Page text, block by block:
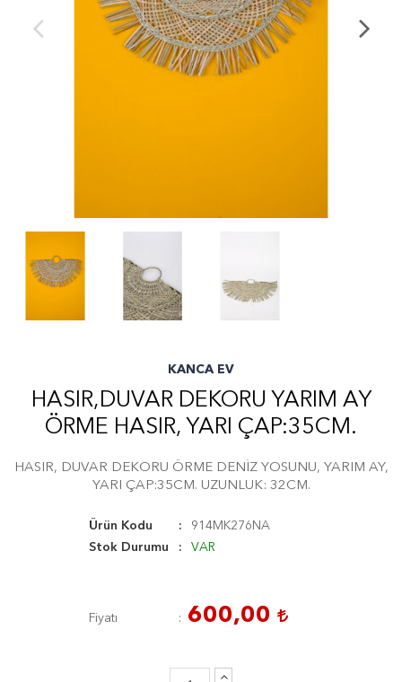
KANCA EV
HASIR,DUVAR DEKORU YARIM AY
ÖRME HASIR, YARI ÇAP:35CM.
HASIR, DUVAR DEKORU ÖRME DENİZ YOSUNU, YARIM AY,
YARI ÇAP:35CM. UZUNLUK: 32CM.
Ürün Kodu
914MK276NA
Stok Durumu
VAR
Fiyatı 600,00